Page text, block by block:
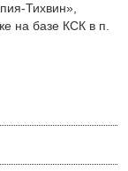
Тихвин»,
на базе КСК в п.